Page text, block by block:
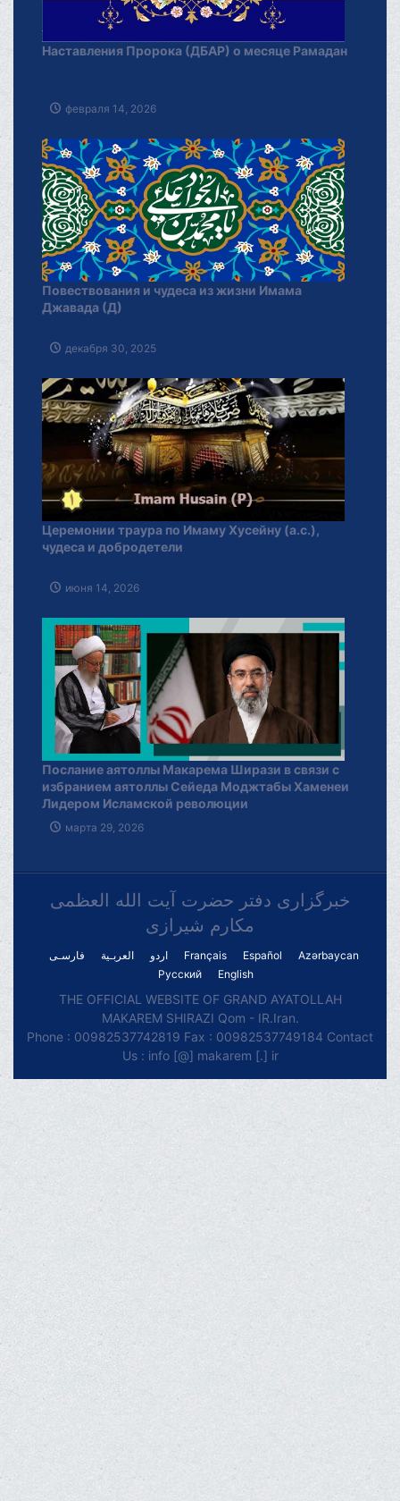
Наставления Пророка (ДБАР) о месяце Рамадан
февраля 14, 2026
Повествования и чудеса из жизни Имама
Джавада (Д)
декабря 30, 2025
Церемонии траура по Имаму Хусейну (а.с.),
чудеса и добродетели
июня 14, 2026
Послание аятоллы Макарема Ширази в связи с
избранием аятоллы Сейеда Моджтабы Хаменеи
Лидером Исламской революции
марта 29, 2026
خبرگزاری دفتر حضرت آیت الله العظمی
مکارم شیرازی
فارسـی العربـیة اردو Français Español
Azərbaycan
Русский
English
THE OFFICIAL WEBSITE OF GRAND AYATOLLAH
MAKAREM SHIRAZI Qom - IR.Iran.
Phone : 00982537742819 Fax : 00982537749184 Contact
Us : info [@] makarem [.] ir